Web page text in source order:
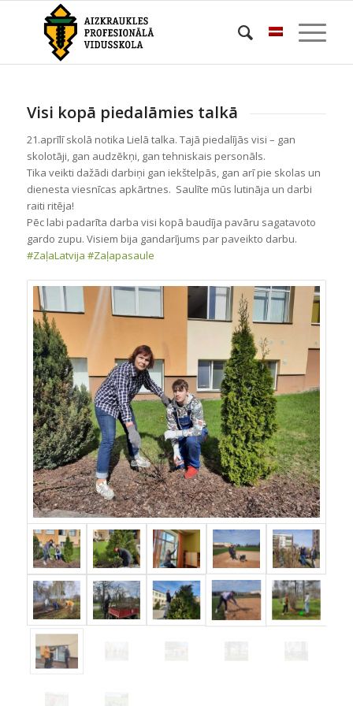
Visi kopā piedalāmies talkā
21.aprīlī skolā notika Lielā talka. Tajā piedalījās visi – gan
skolotāji, gan audzēkņi, gan tehniskais personāls.
Tika veikti dažādi darbiņi gan iekštelpās, gan arī pie skolas un
dienesta viesnīcas apkārtnes. Saulīte mūs lutināja un darbi
raiti ritēja!
Pēc labi padarīta darba visi kopā baudīja pavāru sagatavoto
gardo zupu. Visiem bija gandarījums par paveikto darbu.
#ZaļaLatvija #Zaļapasaule